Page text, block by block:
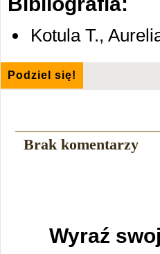
Kotula T.,
Podziel się!
Brak komentarzy
Wyraź